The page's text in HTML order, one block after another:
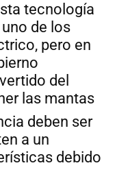
tecnología
de los
pero en
del
las mantas
deben ser
a un
debido